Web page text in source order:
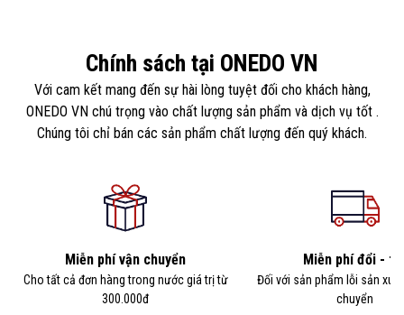
Chính sách tại ONEDO VN
Với cam kết mang đến sự hài lòng tuyệt đối cho khách hàng,
ONEDO VN chú trọng vào chất lượng sản phẩm và dịch vụ tốt .
Chúng tôi chỉ bán các sản phẩm chất lượng đến quý khách.
Miễn phí vận chuyển
Cho tất cả đơn hàng trong nước giá trị từ
300.000đ
Miễn phí đổi -
Đối với sản phẩm lỗi sản
chuyển